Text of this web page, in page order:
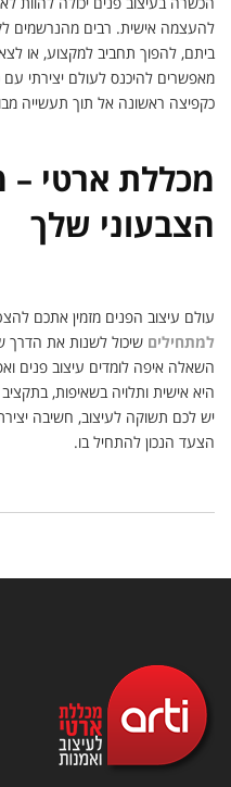
להעצמה אישית. רבים מהנרשמים
ביתם, להפוך תחביב למקצוע, או
מאפשרים להיכנס לעולם יצירתי
כקפיצה ראשונה אל תוך תעשייה
מכללת ארטי
הצבעוני שלך
עולם עיצוב הפנים מזמין אתכם
למתחילים שיכול לשנות את
השאלה איפה לומדים עיצוב פנים
היא אישית ותלויה בשאיפות,
יש לכם תשוקה לעיצוב, חשיבה
הצעד הנכון להתחיל בו.